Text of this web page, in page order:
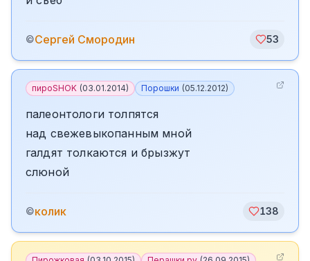
©Сергей Смородин 53
пироSHOK (03.01.2014) Порошки (05.12.2012)
палеонтологи толпятся
над свежевыкопанным мной
галдят толкаются и брызжут
слюной
©колик 138